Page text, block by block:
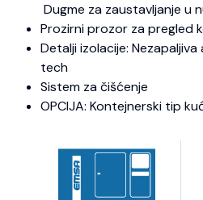
Dugme za zaustavljanje u
Prozirni prozor za pregled
Detalji izolacije:
tech
Sistem za čišćenje
OPCIJA: Kontejnerski tip